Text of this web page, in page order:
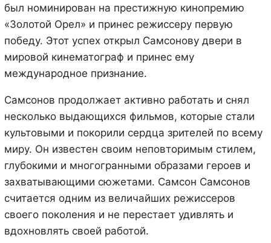
был номинирован на престижную кинопремию
«Золотой Орел» и принес режиссеру первую
победу. Этот успех открыл Самсонову двери в
мировой кинематограф и принес ему
международное признание.
Самсонов продолжает активно работать и снял
несколько выдающихся фильмов, которые стали
культовыми и покорили сердца зрителей по всему
миру. Он известен своим неповторимым стилем,
глубокими и многогранными образами героев и
захватывающими сюжетами. Самсон Самсонов
считается одним из величайших режиссеров
своего поколения и не перестает удивлять и
вдохновлять своей работой.